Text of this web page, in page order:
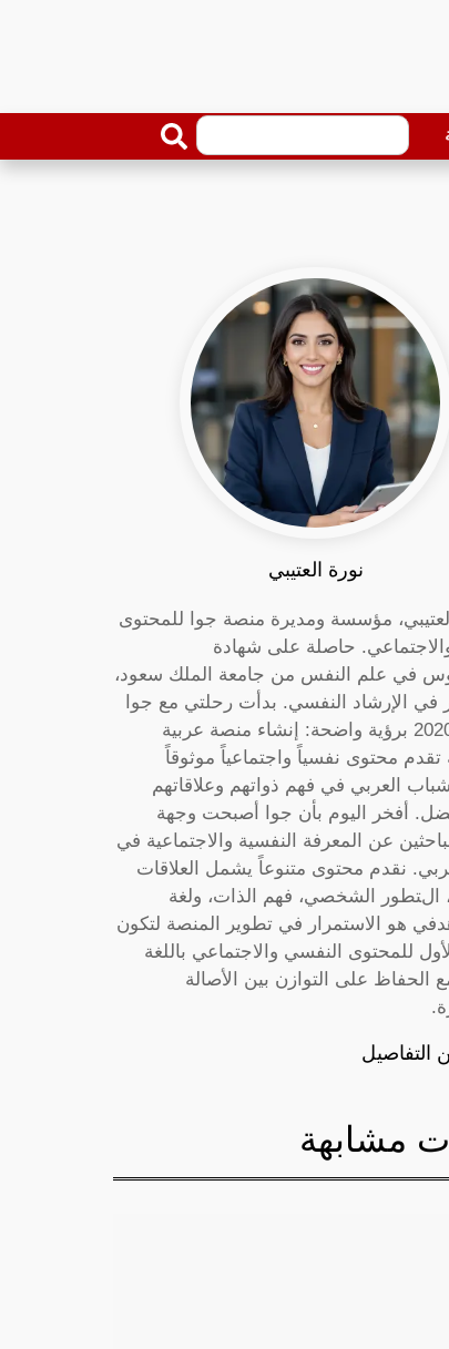
نورة العتيبي
العتيبي، مؤسسة ومديرة منصة جوا للمحتوى
حاصلة على شهادة
في علم النفس من جامعة الملك سعود،
في الإرشاد النفسي. بدأت رحلتي مع جوا
في عام 2020 برؤية واضحة: إنشاء منصة عربية
محتوى نفسياً واجتماعياً موثوقاً
العربي في فهم ذواتهم وعلاقاتهم
أفخر اليوم بأن جوا أصبحت وجهة
عن المعرفة النفسية والاجتماعية في
نقدم محتوى متنوعاً يشمل العلاقات
التطور الشخصي، فهم الذات، ولغة
هو الاستمرار في تطوير المنصة لتكون
للمحتوى النفسي والاجتماعي باللغة
مع الحفاظ على التوازن بين الأصالة
التفاصيل
مشابهة